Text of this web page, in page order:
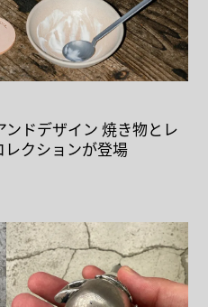
ドデザイン 焼き物とレ
クションが登場